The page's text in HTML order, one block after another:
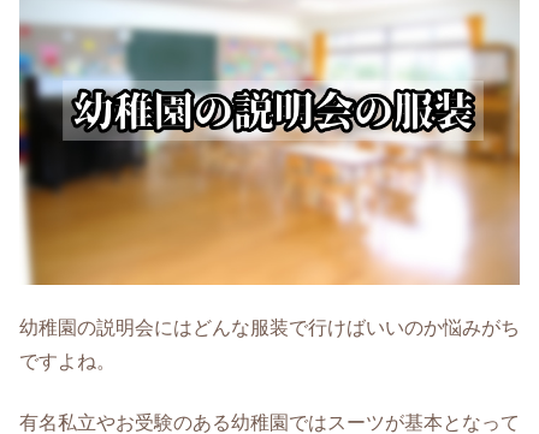
幼稚園の説明会にはどんな服装で行けばいいのか悩みがち
ですよね。
有名私立やお受験のある幼稚園ではスーツが基本となって